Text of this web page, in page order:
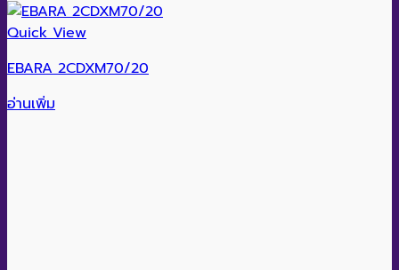
Quick View
EBARA 2CDXM70/20
อ่านเพิ่ม